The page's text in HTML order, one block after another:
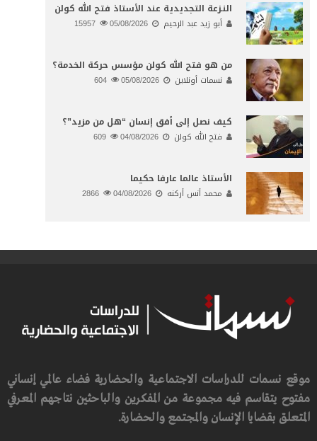
النـزعة التجديدية عند الأستاذ فتح الله كولن
أبو زيد عبد الرحيم 05/08/2026
من هو فتح الله كولن مؤسس حركة الخدمة؟
نسمات أونلاين 05/08/2026
كيف نصل إلى أفق إنسان “هل من مزيد”؟
فتح الله كولن 04/08/2026
الأستاذ عالما عارفا حكيما
محمد أنس أركنه 04/08/2026
موقع نسمات للدراسات الاجتماعية والحضارية فضاء عالمي إنساني
مفتوح يتقاسم فيه مجموعة من المفكرين والباحثين نتاجهم المعرفي
المتعلق بقضايا الإنسان والمجتمع والحضارة.